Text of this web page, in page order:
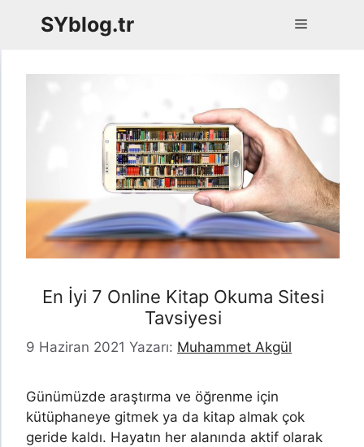
SYblog.tr Menü
En İyi 7 Online Kitap Okuma Sitesi
Tavsiyesi
9 Haziran 2021 Yazarı: Muhammet Akgül
Günümüzde araştırma ve öğrenme için
kütüphaneye gitmek ya da kitap almak çok
geride kaldı. Hayatın her alanında aktif olarak